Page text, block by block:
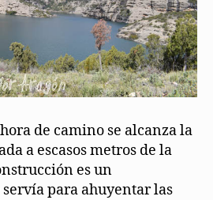
de camino se alcanza la
a escasos metros de la
es un
para ahuyentar las